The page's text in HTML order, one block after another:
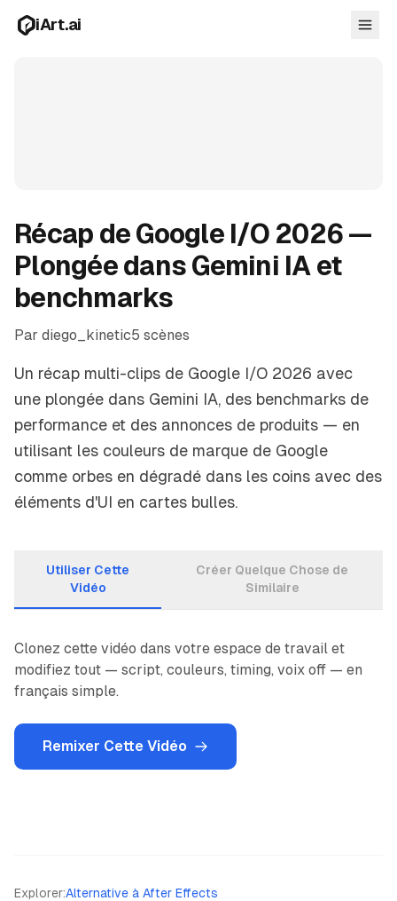
iArt.ai
Récap de Google I/O 2026 —
Plongée dans Gemini IA et
benchmarks
Par diego_kinetic5 scènes
Un récap multi-clips de Google I/O 2026 avec
une plongée dans Gemini IA, des benchmarks de
performance et des annonces de produits — en
utilisant les couleurs de marque de Google
comme orbes en dégradé dans les coins avec des
éléments d'UI en cartes bulles.
Utiliser Cette
Vidéo
Créer Quelque Chose de
Similaire
Clonez cette vidéo dans votre espace de travail et
modifiez tout — script, couleurs, timing, voix off — en
français simple.
Remixer Cette Vidéo
Explorer:Alternative à After Effects